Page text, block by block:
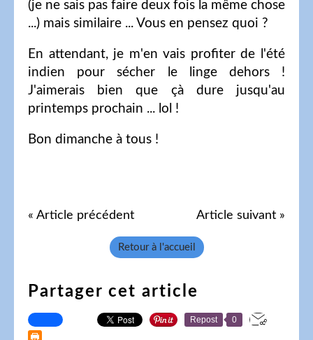
(je ne sais pas faire deux fois la même chose
...) mais similaire ... Vous en pensez quoi ?
En attendant, je m'en vais profiter de l'été
indien pour sécher le linge dehors !
J'aimerais bien que çà dure jusqu'au
printemps prochain ... lol !
Bon dimanche à tous !
« Article précédent Article suivant »
Retour à l'accueil
Partager cet article
Repost 0